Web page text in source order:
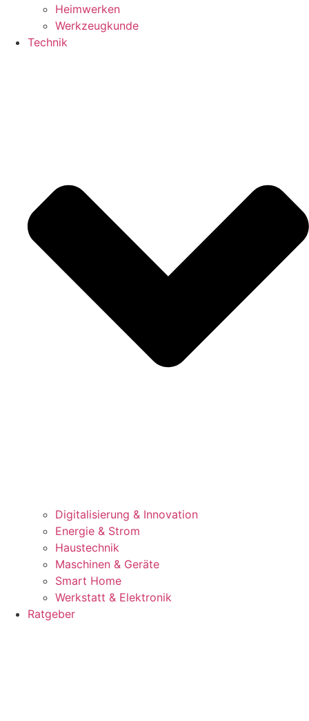
Heimwerken
Werkzeugkunde
Technik
Digitalisierung & Innovation
Energie & Strom
Haustechnik
Maschinen & Geräte
Smart Home
Werkstatt & Elektronik
Ratgeber